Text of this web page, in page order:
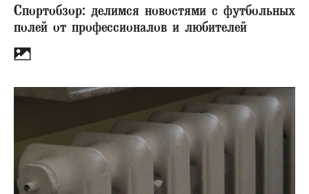
Спортобзор: делимся новостями с футбольных
полей от профессионалов и любителей